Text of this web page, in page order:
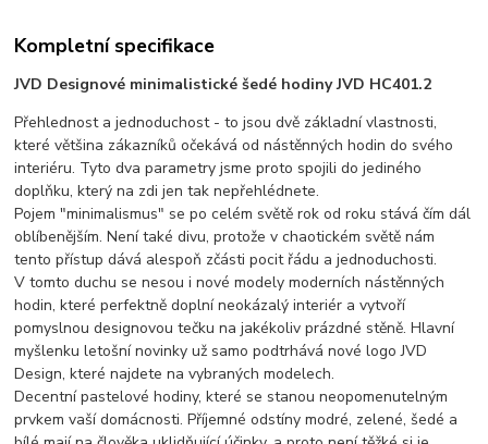
Kompletní specifikace
JVD Designové minimalistické šedé hodiny JVD HC401.2
Přehlednost a jednoduchost - to jsou dvě základní vlastnosti,
které většina zákazníků očekává od nástěnných hodin do svého
interiéru. Tyto dva parametry jsme proto spojili do jediného
doplňku, který na zdi jen tak nepřehlédnete.
Pojem "minimalismus" se po celém světě rok od roku stává čím dál
oblíbenějším. Není také divu, protože v chaotickém světě nám
tento přístup dává alespoň zčásti pocit řádu a jednoduchosti.
V tomto duchu se nesou i nové modely moderních nástěnných
hodin, které perfektně doplní neokázalý interiér a vytvoří
pomyslnou designovou tečku na jakékoliv prázdné stěně. Hlavní
myšlenku letošní novinky už samo podtrhává nové logo JVD
Design, které najdete na vybraných modelech.
Decentní pastelové hodiny, které se stanou neopomenutelným
prvkem vaší domácnosti. Příjemné odstíny modré, zelené, šedé a